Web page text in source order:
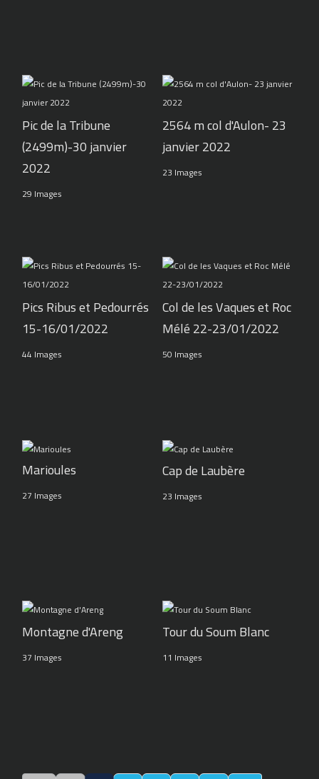
Pic de la Tribune
(2499m)-30 janvier
2022
29 Images
2564 m col d'Aulon- 23
janvier 2022
23 Images
Pics Ribus et Pedourrés
15-16/01/2022
44 Images
Col de les Vaques et Roc
Mélé 22-23/01/2022
50 Images
Marioules
27 Images
Cap de Laubère
23 Images
Montagne d'Areng
37 Images
Tour du Soum Blanc
11 Images